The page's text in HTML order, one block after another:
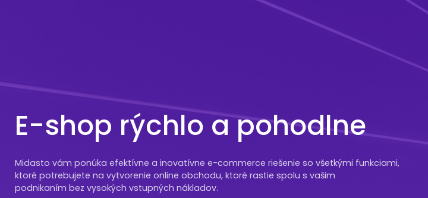
E-shop rýchlo a pohodlne
Midasto vám ponúka efektívne a inovatívne e-commerce riešenie so všetkými funkciami,
ktoré potrebujete na vytvorenie online obchodu, ktoré rastie spolu s vašim
podnikaním bez vysokých vstupných nákladov.